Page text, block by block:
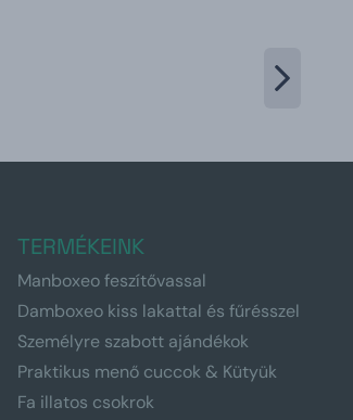
TERMÉKEINK
Manboxeo feszítővassal
Damboxeo kiss lakattal és fűrésszel
Személyre szabott ajándékok
Praktikus menő cuccok & Kütyük
Fa illatos csokrok